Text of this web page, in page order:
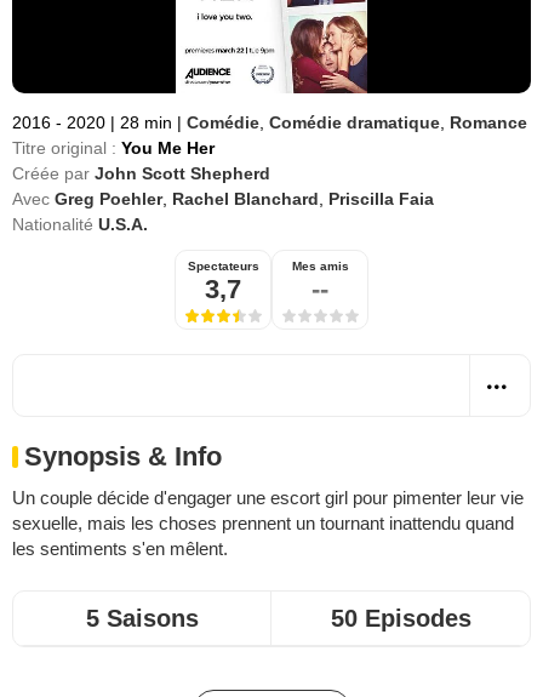
2016 - 2020 | 28 min | Comédie Comédie dramatique Romance
Titre original : You Me Her
Créée par John Scott Shepherd
Avec Greg Poehler, Rachel Blanchard
Priscilla Faia
Nationalité U.S.A.
Spectateurs
3,7
Mes amis
--
Synopsis & Info
Un couple décide d'engager une escort girl pour pimenter leur vie
sexuelle, mais les choses prennent un tournant inattendu quand
les sentiments s'en mêlent.
5 Saisons 50 Episodes